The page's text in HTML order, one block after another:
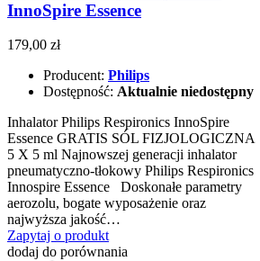
InnoSpire Essence
179,00 zł
Producent: Philips
Dostępność: Aktualnie niedostępny
Inhalator Philips Respironics InnoSpire
Essence GRATIS SÓL FIZJOLOGICZNA
5 X 5 ml Najnowszej generacji inhalator
pneumatyczno-tłokowy Philips Respironics
Innospire Essence Doskonałe parametry
aerozolu, bogate wyposażenie oraz
najwyższa jakość…
Zapytaj o produkt
dodaj do porównania